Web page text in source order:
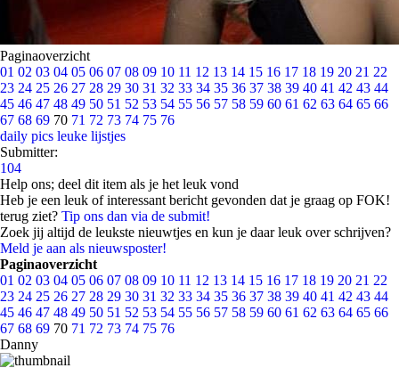
Paginaoverzicht
01 02 03 04 05 06 07 08 09 10 11 12 13 14 15 16 17 18 19 20 21 22
23 24 25 26 27 28 29 30 31 32 33 34 35 36 37 38 39 40 41 42 43 44
45 46 47 48 49 50 51 52 53 54 55 56 57 58 59 60 61 62 63 64 65 66
67 68 69 70 71 72 73 74 75 76
daily pics leuke lijstjes
Submitter:
104
Help ons; deel dit item als je het leuk vond
Heb je een leuk of interessant bericht gevonden dat je graag op FOK!
terug ziet? Tip ons dan via de submit!
Zoek jij altijd de leukste nieuwtjes en kun je daar leuk over schrijven?
Meld je aan als nieuwsposter!
Paginaoverzicht
01 02 03 04 05 06 07 08 09 10 11 12 13 14 15 16 17 18 19 20 21 22
23 24 25 26 27 28 29 30 31 32 33 34 35 36 37 38 39 40 41 42 43 44
45 46 47 48 49 50 51 52 53 54 55 56 57 58 59 60 61 62 63 64 65 66
67 68 69 70 71 72 73 74 75 76
Danny